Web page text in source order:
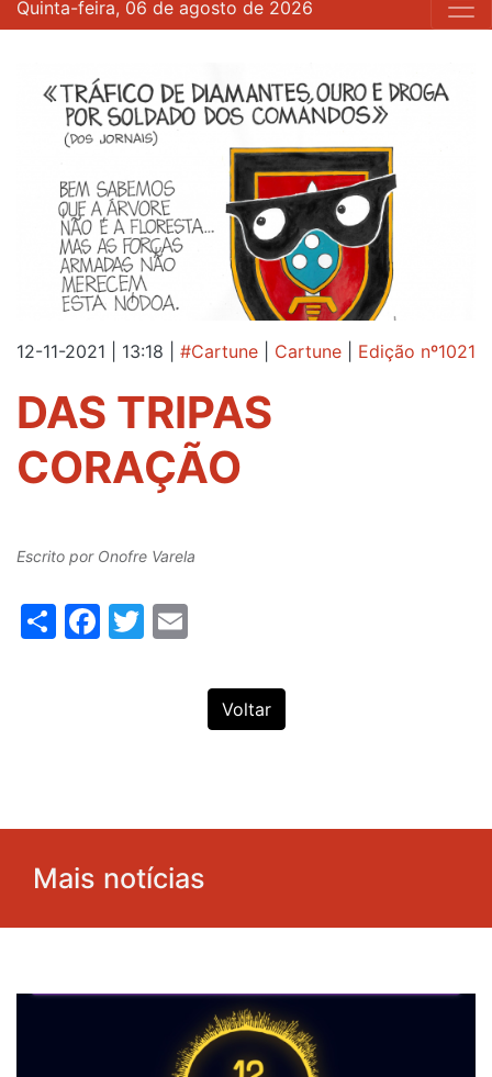
Quinta-feira, 06 de agosto de 2026
12-11-2021 | 13:18 #Cartune Cartune Edição nº1021
DAS TRIPAS
CORAÇÃO
Escrito por Onofre Varela
ShareFacebook
Twitter
Voltar
Mais notícias